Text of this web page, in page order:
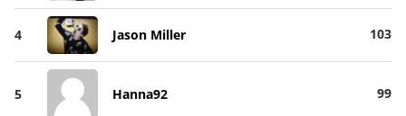
4 Jason Miller 103
5 Hanna92 99